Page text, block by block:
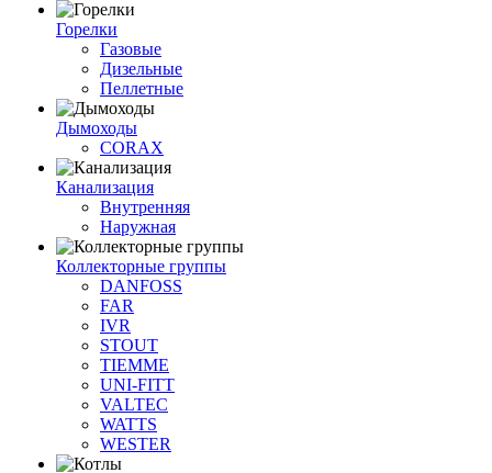
Горелки
Газовые
Дизельные
Пеллетные
Дымоходы
CORAX
Канализация
Внутренняя
Наружная
Коллекторные группы
DANFOSS
FAR
IVR
STOUT
TIEMME
UNI-FITT
VALTEC
WATTS
WESTER